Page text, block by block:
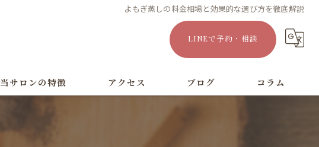
よもぎ蒸しの料金相場と効果的な選び方を徹底解説
LINEで予約・相談
当サロンの特徴 アクセス ブログ コラム